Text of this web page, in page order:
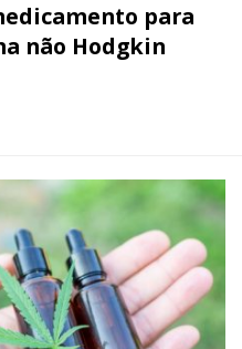
para
não Hodgkin